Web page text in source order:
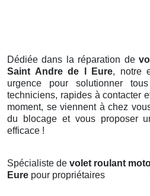
Dédiée dans la réparation de
Saint Andre de l Eure, notre
urgence pour solutionner
techniciens, rapides à contacter
moment, se viennent à chez
du blocage et vous proposer
efficace !
Spécialiste de volet roulant
Eure pour propriétaires